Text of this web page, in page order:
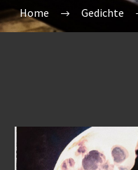
Home Gedichte